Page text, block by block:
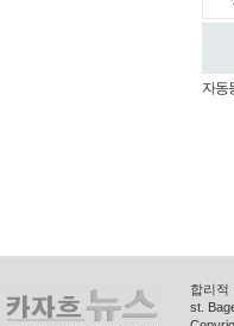
자동
합리적
st.